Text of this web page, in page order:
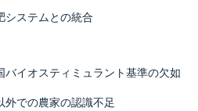
システムとの統合
バイオスティミュラント基準の欠如
外での農家の認識不足